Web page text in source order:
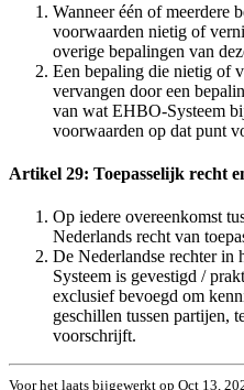
Wanneer één of meerdere
voorwaarden nietig of
overige bepalingen van
Een bepaling die nietig of
vervangen door een
van wat EHBO-Systeem
voorwaarden op dat punt
Artikel 29: Toepasselijk recht
Op iedere overeenkomst
Nederlands recht van
De Nederlandse rechter in
Systeem is gevestigd /
exclusief bevoegd om
geschillen tussen partijen,
voorschrijft.
Voor het laats bijgewerkt op Oct 13,